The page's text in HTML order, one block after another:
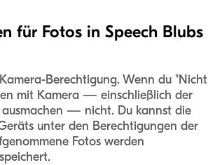
für Fotos in Speech Blubs
Berechtigung. Wenn du "Nicht
mit Kamera — einschließlich der
ausmachen — nicht. Du kannst die
unter den Berechtigungen der
Fotos werden